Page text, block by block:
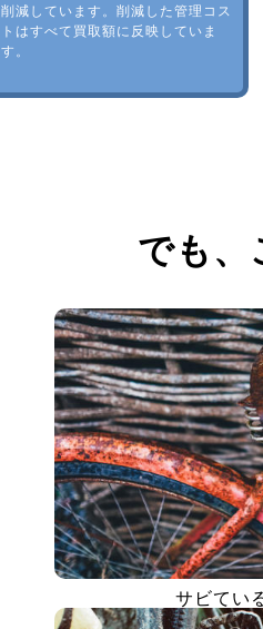
削減しています。削減した管理コス
トはすべて買取額に反映していま
す。
でも、
サビてい